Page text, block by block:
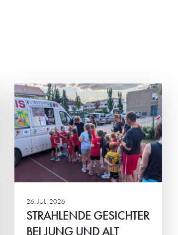
26. JULI 2026
STRAHLENDE GESICHTER
BEI JUNG UND ALT